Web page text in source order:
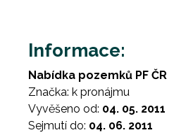
Informace:
Nabídka pozemků PF ČR
Značka: k pronájmu
Vyvěšeno od: 04. 05. 2011
Sejmutí do: 04. 06. 2011